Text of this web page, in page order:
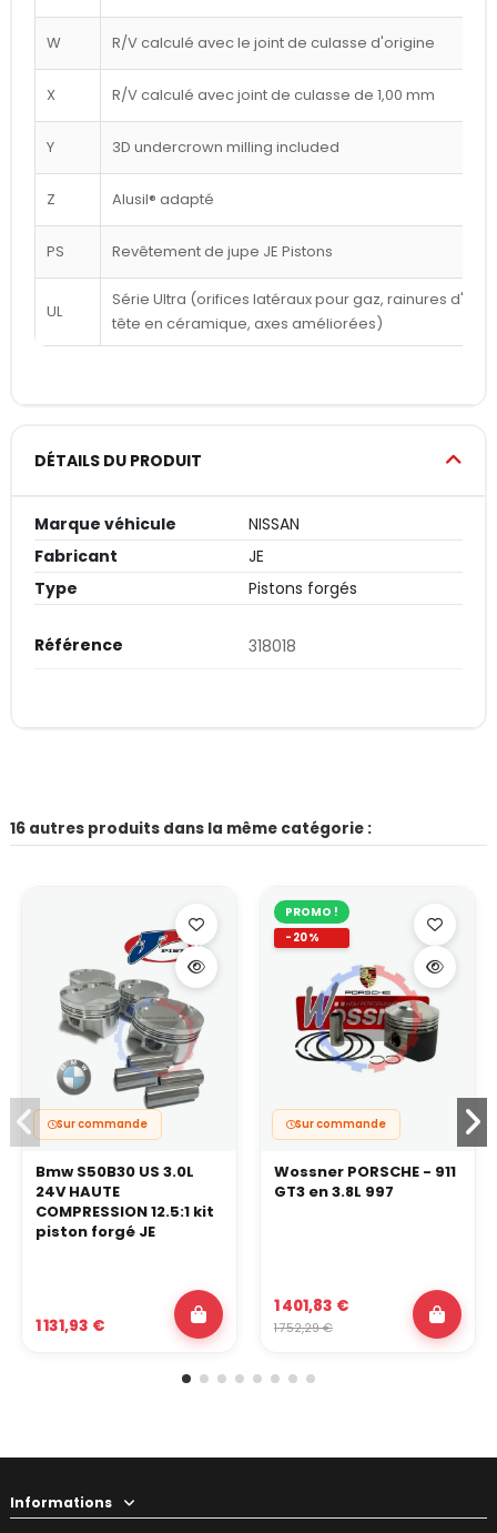
W R/V calculé avec le joint de culasse d'origine
X R/V calculé avec joint de culasse de 1,00 mm
Y 3D undercrown milling included
Z Alusil® adapté
PS Revêtement de jupe JE Pistons
UL
Série Ultra (orifices latéraux pour gaz, rainures
tête en céramique, axes améliorées)
DÉTAILS DU PRODUIT
Marque véhicule
NISSAN
Fabricant
JE
Type
Pistons forgés
Référence 318018
16 autres produits dans la même catégorie :
Sur commande
Bmw S50B30 US 3.0L
24V HAUTE
COMPRESSION 12.5:1 kit
piston forgé JE
1 131,93 €
PROMO !
-20%
Sur commande
Wossner PORSCHE - 911
GT3 en 3.8L 997
1 401,83 €
1 752,29 €
Informations